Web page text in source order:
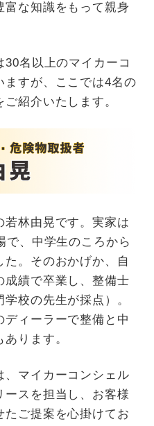
富な知識をもって親身
名以上のマイカーコ
ますが、ここでは4名の
紹介いたします。
若林由晃です。実家は
で、中学生のころから
。そのおかげか、自
成績で卒業し、整備士
校の先生が採点）。
ィーラーで整備と中
ります。
、マイカーコンシェル
ースを担当し、お客様
たご提案を心掛けてお